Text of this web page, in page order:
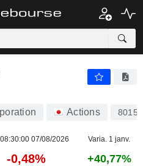
Actions 8015
08:30:00 07/08/2026 Varia. 1 janv.
-0,48% +40,77%